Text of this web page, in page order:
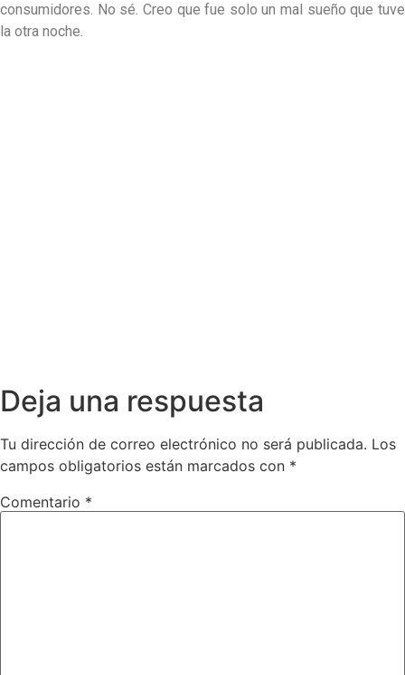
consumidores. No sé. Creo que fue solo un mal sueño que tuve
la otra noche.
Deja una respuesta
Tu dirección de correo electrónico no será publicada. Los
campos obligatorios están marcados con *
Comentario *